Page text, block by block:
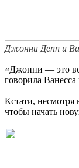
Джонни Депп и
«Джонни — это
говорила
Кстати, несмотря
чтобы начать